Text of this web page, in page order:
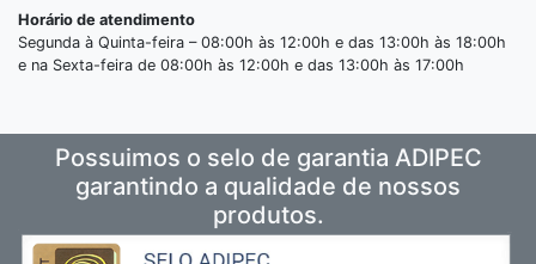
Horário de atendimento
Segunda à Quinta-feira – 08:00h às 12:00h e das 13:00h às 18:00h
e na Sexta-feira de 08:00h às 12:00h e das 13:00h às 17:00h
Possuimos o selo de garantia ADIPEC
garantindo a qualidade de nossos
produtos.